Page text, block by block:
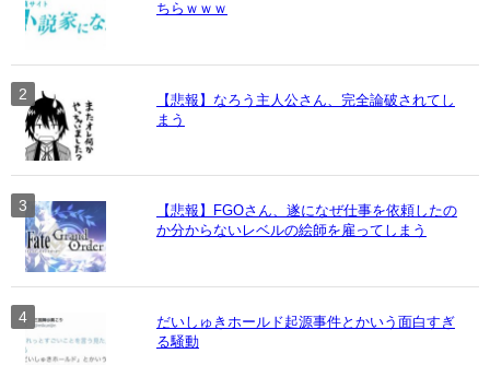
ちらｗｗｗ
【悲報】なろう主人公さん、完全論破されてし
まう
【悲報】FGOさん、遂になぜ仕事を依頼したの
か分からないレベルの絵師を雇ってしまう
だいしゅきホールド起源事件とかいう面白すぎ
る騒動